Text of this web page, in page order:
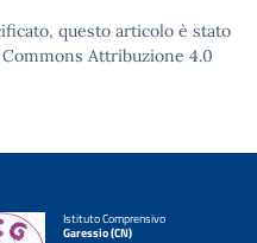
questo articolo è stato
Attribuzione 4.0
Istituto Comprensivo
Garessio (CN)